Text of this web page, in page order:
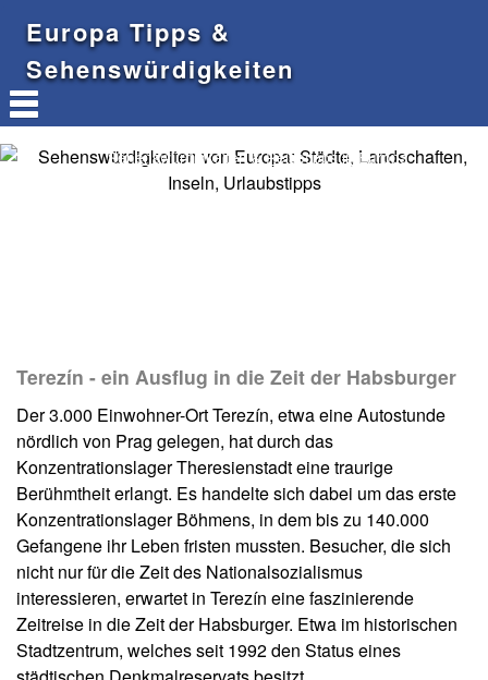
Europa Tipps &
Sehenswürdigkeiten
Sehenswürdigkeiten & Reisetipps in Europa
Terezín - ein Ausflug in die Zeit der Habsburger
Der 3.000 Einwohner-Ort Terezín, etwa eine Autostunde
nördlich von Prag gelegen, hat durch das
Konzentrationslager Theresienstadt eine traurige
Berühmtheit erlangt. Es handelte sich dabei um das erste
Konzentrationslager Böhmens, in dem bis zu 140.000
Gefangene ihr Leben fristen mussten. Besucher, die sich
nicht nur für die Zeit des Nationalsozialismus
interessieren, erwartet in Terezín eine faszinierende
Zeitreise in die Zeit der Habsburger. Etwa im historischen
Stadtzentrum, welches seit 1992 den Status eines